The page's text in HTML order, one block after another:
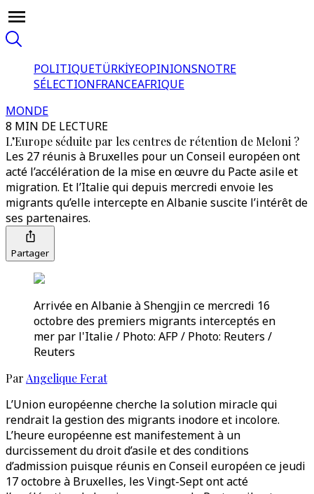
POLITIQUETÜRKİYEOPINIONSNOTRE
SÉLECTIONFRANCEAFRIQUE
MONDE
8 MIN DE LECTURE
L’Europe séduite par les centres de rétention de Meloni ?
Les 27 réunis à Bruxelles pour un Conseil européen ont
acté l’accélération de la mise en œuvre du Pacte asile et
migration. Et l’Italie qui depuis mercredi envoie les
migrants qu’elle intercepte en Albanie suscite l’intérêt de
ses partenaires.
Partager
Arrivée en Albanie à Shengjin ce mercredi 16
octobre des premiers migrants interceptés en
mer par l'Italie / Photo: AFP / Photo: Reuters /
Reuters
Par Angelique Ferat
L’Union européenne cherche la solution miracle qui
rendrait la gestion des migrants inodore et incolore.
L’heure européenne est manifestement à un
durcissement du droit d’asile et des conditions
d’admission puisque réunis en Conseil européen ce jeudi
17 octobre à Bruxelles, les Vingt-Sept ont acté